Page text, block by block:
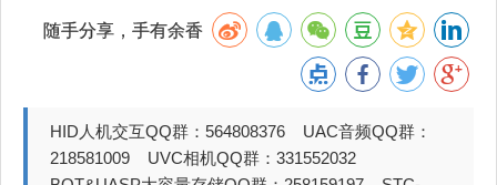
随手分享，手有余香
HID人机交互QQ群：564808376 UAC音频QQ群：
218581009 UVC相机QQ群：331552032